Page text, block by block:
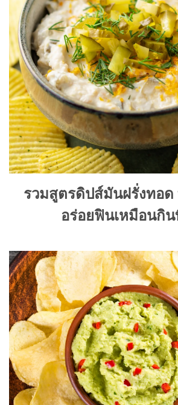
รวมสูตรดิปส์มันฝรั่งทอด
อร่อยฟินเหมือนกิ